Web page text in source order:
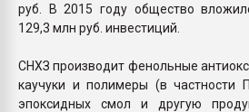
руб. В 2015 году общество
129,3 млн руб. инвестиций.
СНХЗ производит фенольные
каучуки и полимеры (в частности
эпоксидных смол и другую